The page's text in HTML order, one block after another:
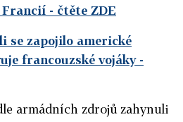
Francií - čtěte ZDE
se zapojilo americké
francouzské vojáky-
armádních zdrojů zahynuli